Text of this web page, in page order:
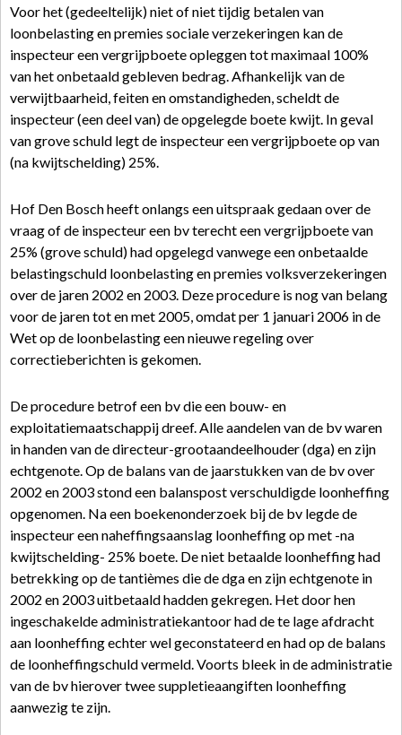
Voor het (gedeeltelijk) niet of niet tijdig betalen van
loonbelasting en premies sociale verzekeringen kan de
inspecteur een vergrijpboete opleggen tot maximaal 100%
van het onbetaald gebleven bedrag. Afhankelijk van de
verwijtbaarheid, feiten en omstandigheden, scheldt de
inspecteur (een deel van) de opgelegde boete kwijt. In geval
van grove schuld legt de inspecteur een vergrijpboete op van
(na kwijtschelding) 25%.
Hof Den Bosch heeft onlangs een uitspraak gedaan over de
vraag of de inspecteur een bv terecht een vergrijpboete van
25% (grove schuld) had opgelegd vanwege een onbetaalde
belastingschuld loonbelasting en premies volksverzekeringen
over de jaren 2002 en 2003. Deze procedure is nog van belang
voor de jaren tot en met 2005, omdat per 1 januari 2006 in de
Wet op de loonbelasting een nieuwe regeling over
correctieberichten is gekomen.
De procedure betrof een bv die een bouw- en
exploitatiemaatschappij dreef. Alle aandelen van de bv waren
in handen van de directeur-grootaandeelhouder (dga) en zijn
echtgenote. Op de balans van de jaarstukken van de bv over
2002 en 2003 stond een balanspost verschuldigde loonheffing
opgenomen. Na een boekenonderzoek bij de bv legde de
inspecteur een naheffingsaanslag loonheffing op met -na
kwijtschelding- 25% boete. De niet betaalde loonheffing had
betrekking op de tantièmes die de dga en zijn echtgenote in
2002 en 2003 uitbetaald hadden gekregen. Het door hen
ingeschakelde administratiekantoor had de te lage afdracht
aan loonheffing echter wel geconstateerd en had op de balans
de loonheffingschuld vermeld. Voorts bleek in de administratie
van de bv hierover twee suppletieaangiften loonheffing
aanwezig te zijn.